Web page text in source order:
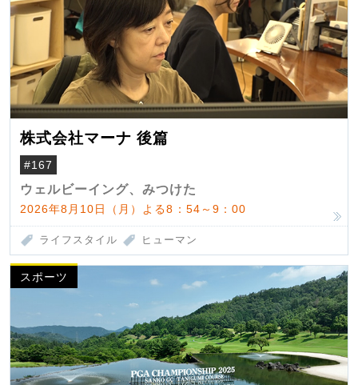
株式会社マーナ 後篇
#167
ウェルビーイング、みつけた
2026年8月10日（月）よる8：54～9：00
ライフスタイル ヒューマン
スポーツ